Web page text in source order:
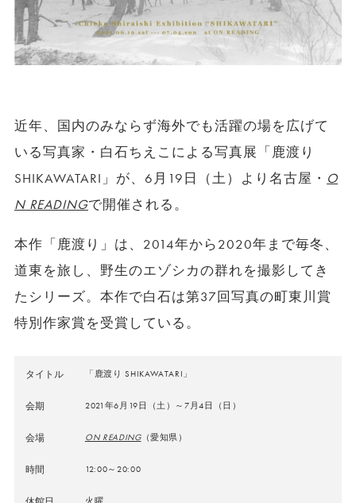
近年、国内のみならず海外でも活躍の場を広げて
いる写真家・白石ちえこによる写真展「鹿渡り
SHIKAWATARI」が、6月19日（土）より名古屋・ O
N READINGで開催される。
本作「鹿渡り」は、2014年から2020年まで毎冬、
道東を旅し、野生のエゾシカの群れを撮影してき
たシリーズ。本作で白石は第37回写真の町東川賞
特別作家賞を受賞している。
タイトル 「鹿渡り SHIKAWATARI」
会期 2021年6月19日（土）～7月4日（日）
会場 ON READING（愛知県）
時間 12:00～20:00
火曜